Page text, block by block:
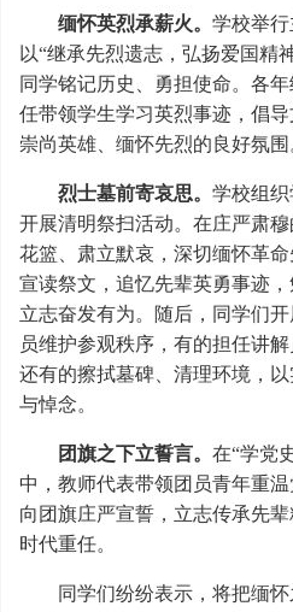
缅怀英烈承薪火。 学校举
以“继承先烈遗志，弘扬爱国精
同学铭记历史、勇担使命。各
任带领学生学习英烈事迹，倡
崇尚英雄、缅怀先烈的良好氛围
烈士墓前寄哀思。 学校组
开展清明祭扫活动。在庄严肃
花篮、肃立默哀，深切缅怀革
宣读祭文，追忆先辈英勇事迹，
立志奋发有为。随后，同学们
员维护参观秩序，有的担任讲
还有的擦拭墓碑、清理环境，
与悼念。
团旗之下立誓言。 在“学党
中，教师代表带领团员青年重
向团旗庄严宣誓，立志传承先
时代重任。
同学们纷纷表示，将把缅怀